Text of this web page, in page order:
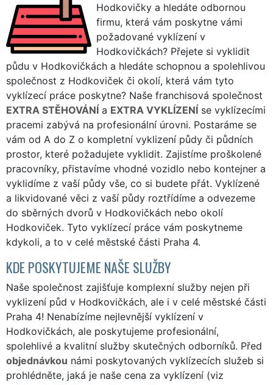
Hodkovičky a hledáte odbornou
firmu, která vám poskytne vámi
požadované vyklízení v
Hodkovičkách? Přejete si vyklidit
půdu v Hodkovičkách a hledáte schopnou a spolehlivou
společnost z Hodkoviček či okolí, která vám tyto
vyklízecí práce poskytne? Naše franchisová společnost
EXTRA STĚHOVÁNÍ a EXTRA VYKLÍZENÍ se vyklízecími
pracemi zabývá na profesionální úrovni. Postaráme se
vám od A do Z o kompletní vyklizení půdy či půdních
prostor, které požadujete vyklidit. Zajistíme proškolené
pracovníky, přistavíme vhodné vozidlo nebo kontejner a
vyklidíme z vaší půdy vše, co si budete přát. Vyklízené
a likvidované věci z vaší půdy roztřídíme a odvezeme
do sběrných dvorů v Hodkovičkách nebo okolí
Hodkoviček. Tyto vyklízecí práce vám poskytneme
kdykoli, a to v celé městské části Praha 4.
KDE POSKYTUJEME NAŠE SLUŽBY
Naše společnost zajišťuje komplexní služby nejen při
vyklizení půd v Hodkovičkách, ale i v celé městské části
Praha 4! Nenabízíme nejlevnější vyklízení v
Hodkovičkách, ale poskytujeme profesionální,
spolehlivé a kvalitní služby skutečných odborníků. Před
objednávkou námi poskytovaných vyklízecích služeb si
prohlédněte, jaká je naše cena za vyklízení (viz